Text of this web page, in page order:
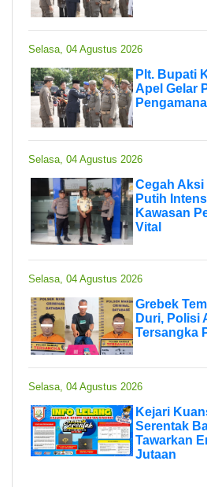
Selasa, 04 Agustus 2026
Plt. Bupati
Apel Gelar
Selasa, 04 Agustus 2026
Cegah Aksi
Putih
Kawasan
Vital
Selasa, 04 Agustus 2026
Grebek
Duri, Polisi
Tersangka
Selasa, 04 Agustus 2026
Kejari
Serentak
Tawarkan
Jutaan